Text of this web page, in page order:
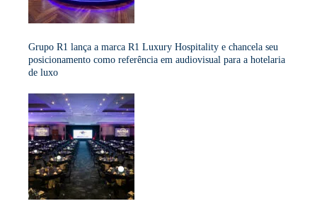
Grupo R1 lança a marca R1 Luxury Hospitality e chancela seu
posicionamento como referência em audiovisual para a hotelaria
de luxo